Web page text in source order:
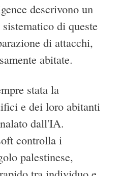
descrivono un
di queste
di attacchi,
abitate.
stata la
e dei loro abitanti
dall'IA.
controlla i
palestinese,